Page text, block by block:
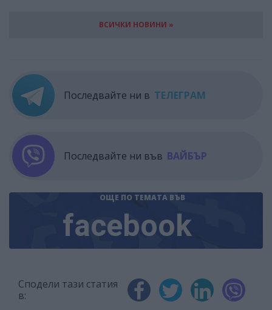
ВСИЧКИ НОВИНИ »
Последвайте ни в ТЕЛЕГРАМ
Последвайте ни във ВАЙБЪР
ОЩЕ ПО ТЕМАТА ВЪВ
facebook
Сподели тази статия
в: